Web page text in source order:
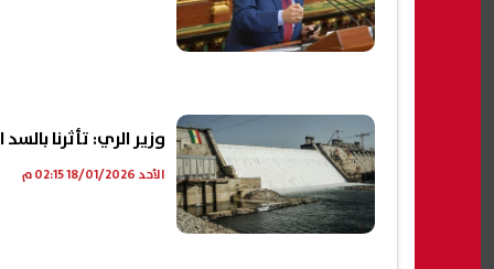
وزير الري: تأثرنا
الأحد 18/01/2026 02:15 م